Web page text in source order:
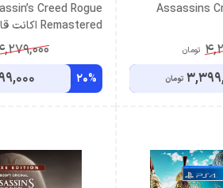
Assassins
تومان
تومان
Creed Rogue
Remastered اکانت قانونی
20%